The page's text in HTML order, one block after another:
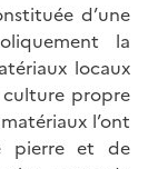
d’une
la
locaux
propre
l’ont
pierre et de